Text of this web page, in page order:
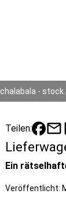
chalabala -
Teilen: mail
Ein
Veröffentlicht: